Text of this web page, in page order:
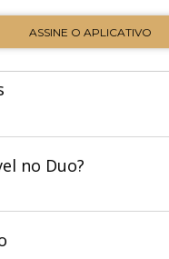
ASSINE O APLICATIVO
no Duo?